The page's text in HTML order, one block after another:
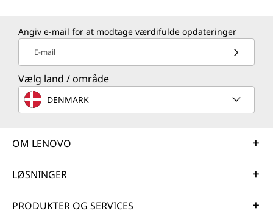
Angiv e-mail for at modtage værdifulde opdateringer
E-mail
Vælg land / område
DENMARK
OM LENOVO
LØSNINGER
PRODUKTER OG SERVICES